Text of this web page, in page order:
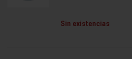
Sin existencias